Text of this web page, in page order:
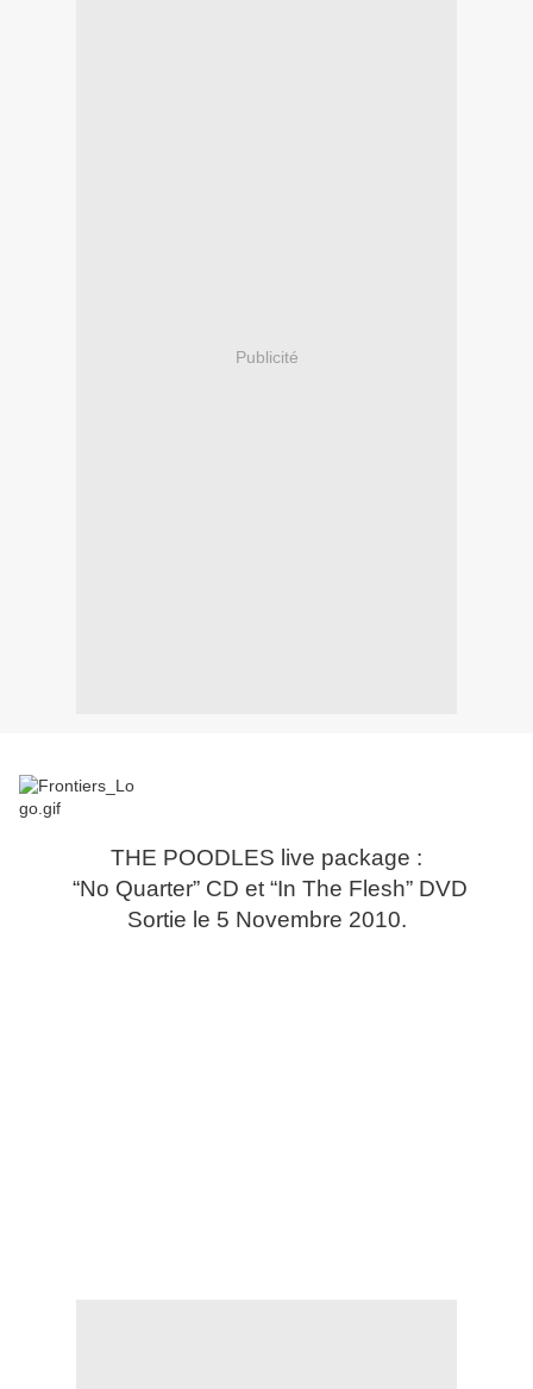
Publicité
THE POODLES live package :
“No Quarter” CD et “In The Flesh” DVD
Sortie le 5 Novembre 2010.